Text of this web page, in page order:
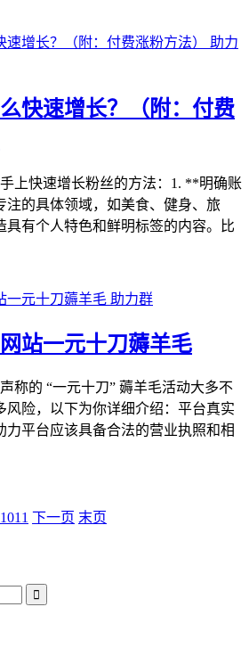
助力
快速增长？（附：付费
上快速增长粉丝的方法：1. **明确账
注的具体领域，如美食、健身、旅
具有个人特色和鲜明标签的内容。比
助力群
站一元十刀薅羊毛
称的 “一元十刀” 薅羊毛活动大多不
风险，以下为你详细介绍：平台真实
力平台应该具备合法的营业执照和相
1011 下一页 末页